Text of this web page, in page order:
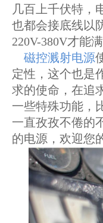
几百上千伏特，
也都会接底线以
220V-380V才能
磁控溅射电源
定性，这个也是
求的使命，在追
一些特殊功能，
一直孜孜不倦的
的电源，欢迎您